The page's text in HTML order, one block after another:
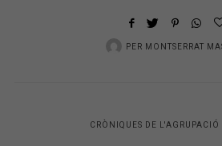
PER MONTSERRAT
CRÒNIQUES DE L'AGRUPACIÓ